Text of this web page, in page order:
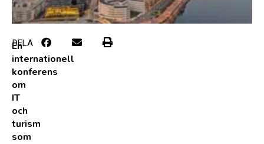
En
internationell
konferens
om
IT
och
turism
som
DELA